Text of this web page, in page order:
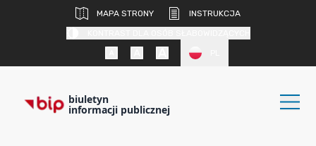
MAPA STRONY
INSTRUKCJA
biuletyn
informacji publicznej